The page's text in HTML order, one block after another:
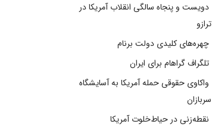
دویست و پنجاه سالگی انقلاب آمریکا در
ترازو
چهره‌های کلیدی دولت برنام
تلگراف گراهام برای ایران
واکاوی حقوقی حمله آمریکا به آسایشگاه
سربازان
نقطه‌زنی در حیاط‌خلوت آمریکا